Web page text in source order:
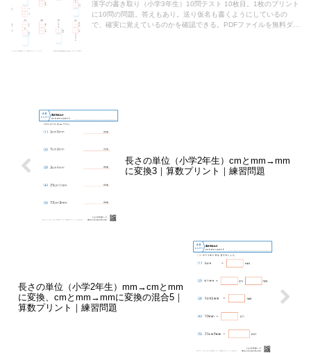
漢字の書き取り（小学3年生）10問テスト 10枚目。1枚のプリント
に10問の問題。答えもあり。送り仮名も書くようにしているの
で、確実に覚えているのかを確認できる。PDFファイルを無料ダウ
長さの単位（小学2年生）cmとmm→mm
に変換3｜算数プリント｜練習問題
長さの単位（小学2年生）mm→cmとmm
に変換、cmとmm→mmに変換の混合5｜
算数プリント｜練習問題